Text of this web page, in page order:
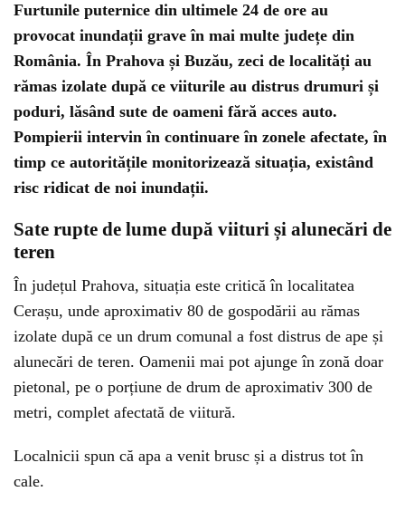
Furtunile puternice din ultimele 24 de ore au
provocat inundații grave în mai multe județe din
România. În Prahova și Buzău, zeci de localități au
rămas izolate după ce viiturile au distrus drumuri și
poduri, lăsând sute de oameni fără acces auto.
Pompierii intervin în continuare în zonele afectate, în
timp ce autoritățile monitorizează situația, existând
risc ridicat de noi inundații.
Sate rupte de lume după viituri și alunecări de
teren
În județul Prahova, situația este critică în localitatea
Cerașu, unde aproximativ 80 de gospodării au rămas
izolate după ce un drum comunal a fost distrus de ape și
alunecări de teren. Oamenii mai pot ajunge în zonă doar
pietonal, pe o porțiune de drum de aproximativ 300 de
metri, complet afectată de viitură.
Localnicii spun că apa a venit brusc și a distrus tot în
cale.